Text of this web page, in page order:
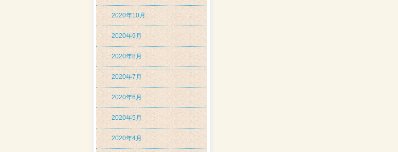
2020年10月
2020年9月
2020年8月
2020年7月
2020年6月
2020年5月
2020年4月